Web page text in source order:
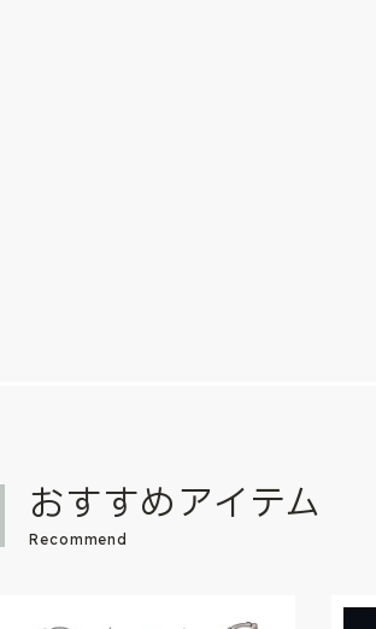
おすすめアイテム
Recommend